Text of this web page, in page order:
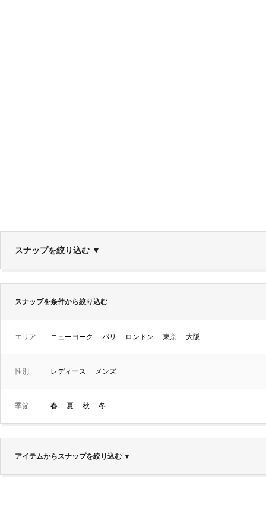
スナップを絞り込む ▼
スナップを条件から絞り込む
エリア ニューヨーク パリ ロンドン 東京 大阪
性別 レディース メンズ
季節 春 夏 秋 冬
アイテムからスナップを絞り込む ▼